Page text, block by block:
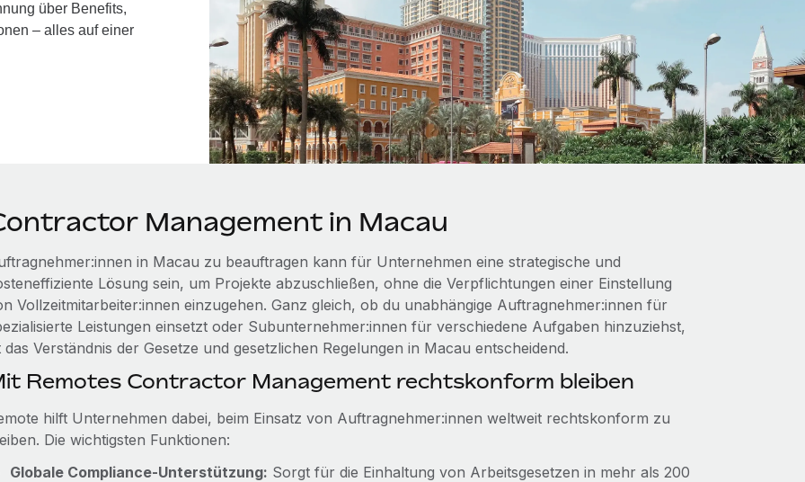
über Benefits,
– alles auf einer
Management in Macau
in Macau zu beauftragen kann für Unternehmen eine strategische und
Lösung sein, um Projekte abzuschließen, ohne die Verpflichtungen einer Einstellung
Vollzeitmitarbeiter:innen einzugehen. Ganz gleich, ob du unabhängige Auftragnehmer:innen für
Leistungen einsetzt oder Subunternehmer:innen für verschiedene Aufgaben hinzuziehst,
das Verständnis der Gesetze und gesetzlichen Regelungen in Macau entscheidend.
Remotes Contractor Management rechtskonform bleiben
hilft Unternehmen dabei, beim Einsatz von Auftragnehmer:innen weltweit rechtskonform zu
Die wichtigsten Funktionen:
Globale Compliance-Unterstützung: Sorgt für die Einhaltung von Arbeitsgesetzen in mehr als 200